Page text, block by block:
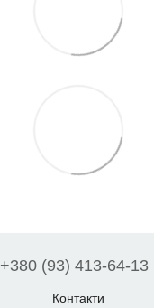
+380 (93) 413-64-13
Контакти